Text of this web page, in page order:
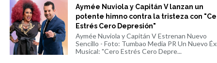
Aymée Nuviola y Capitán V lanzan un
potente himno contra la tristeza con
Estrés Cero Depresión"
Aymée Nuviola y Capitán V Estrenan Nuevo
Sencillo - Foto: Tumbao Media PR Un Nuevo
Musical: "Cero Estrés Cero Depre...